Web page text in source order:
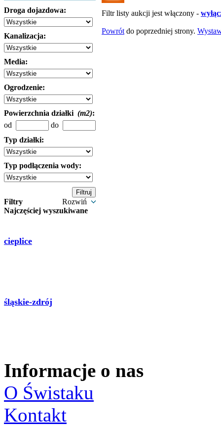
Droga dojazdowa:
Kanalizacja:
Media:
Ogrodzenie:
Powierzchnia działki (m2):
od
do
Typ działki:
Typ podłączenia wody:
Filtry
Rozwiń
Najczęściej wyszukiwane
cieplice
śląskie-zdrój
Filtr listy aukcji jest włączony -
Powrót do poprzedniej strony.
Informacje o nas
O Świstaku
Kontakt